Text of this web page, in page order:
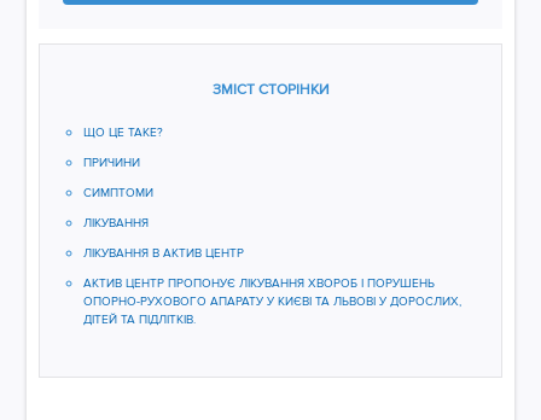
ЗМІСТ СТОРІНКИ
ЩО ЦЕ ТАКЕ?
ПРИЧИНИ​​​​​​​
СИМПТОМИ
ЛІКУВАННЯ
ЛІКУВАННЯ В АКТИВ ЦЕНТР
АКТИВ ЦЕНТР ПРОПОНУЄ ЛІКУВАННЯ ХВОРОБ І ПОРУШЕНЬ
ОПОРНО-РУХОВОГО АПАРАТУ У КИЄВІ ТА ЛЬВОВІ У ДОРОСЛИХ,
ДІТЕЙ ТА ПІДЛІТКІВ.